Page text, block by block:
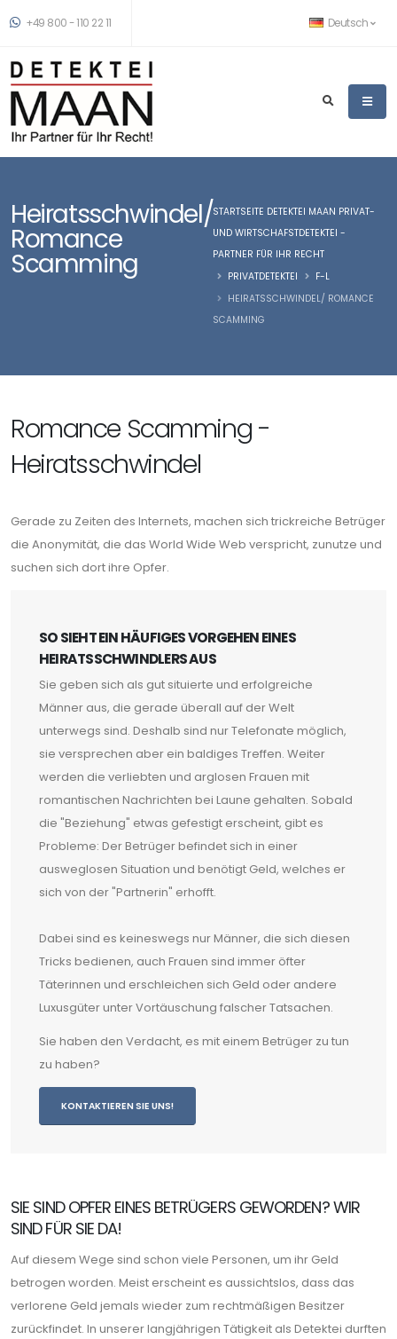
+49 800 - 110 22 11 Deutsch
Heiratsschwindel/
Romance
Scamming
STARTSEITE DETEKTEI MAAN PRIVAT-
UND WIRTSCHAFSTDETEKTEI -
PARTNER FÜR IHR RECHT
PRIVATDETEKTEI
F-L
HEIRATSSCHWINDEL/ ROMANCE
SCAMMING
Romance Scamming -
Heiratsschwindel
Gerade zu Zeiten des Internets, machen sich trickreiche Betrüger
die Anonymität, die das World Wide Web verspricht, zunutze und
suchen sich dort ihre Opfer.
SO SIEHT EIN HÄUFIGES VORGEHEN EINES
HEIRATSSCHWINDLERS AUS
Sie geben sich als gut situierte und erfolgreiche
Männer aus, die gerade überall auf der Welt
unterwegs sind. Deshalb sind nur Telefonate möglich,
sie versprechen aber ein baldiges Treffen. Weiter
werden die verliebten und arglosen Frauen mit
romantischen Nachrichten bei Laune gehalten. Sobald
die "Beziehung" etwas gefestigt erscheint, gibt es
Probleme: Der Betrüger befindet sich in einer
ausweglosen Situation und benötigt Geld, welches er
sich von der "Partnerin" erhofft.
Dabei sind es keineswegs nur Männer, die sich diesen
Tricks bedienen, auch Frauen sind immer öfter
Täterinnen und erschleichen sich Geld oder andere
Luxusgüter unter Vortäuschung falscher Tatsachen.
Sie haben den Verdacht, es mit einem Betrüger zu tun
zu haben?
KONTAKTIEREN SIE UNS!
SIE SIND OPFER EINES BETRÜGERS GEWORDEN? WIR
SIND FÜR SIE DA!
Auf diesem Wege sind schon viele Personen, um ihr Geld
betrogen worden. Meist erscheint es aussichtslos, dass das
verlorene Geld jemals wieder zum rechtmäßigen Besitzer
zurückfindet. In unserer langjährigen Tätigkeit als Detektei durften